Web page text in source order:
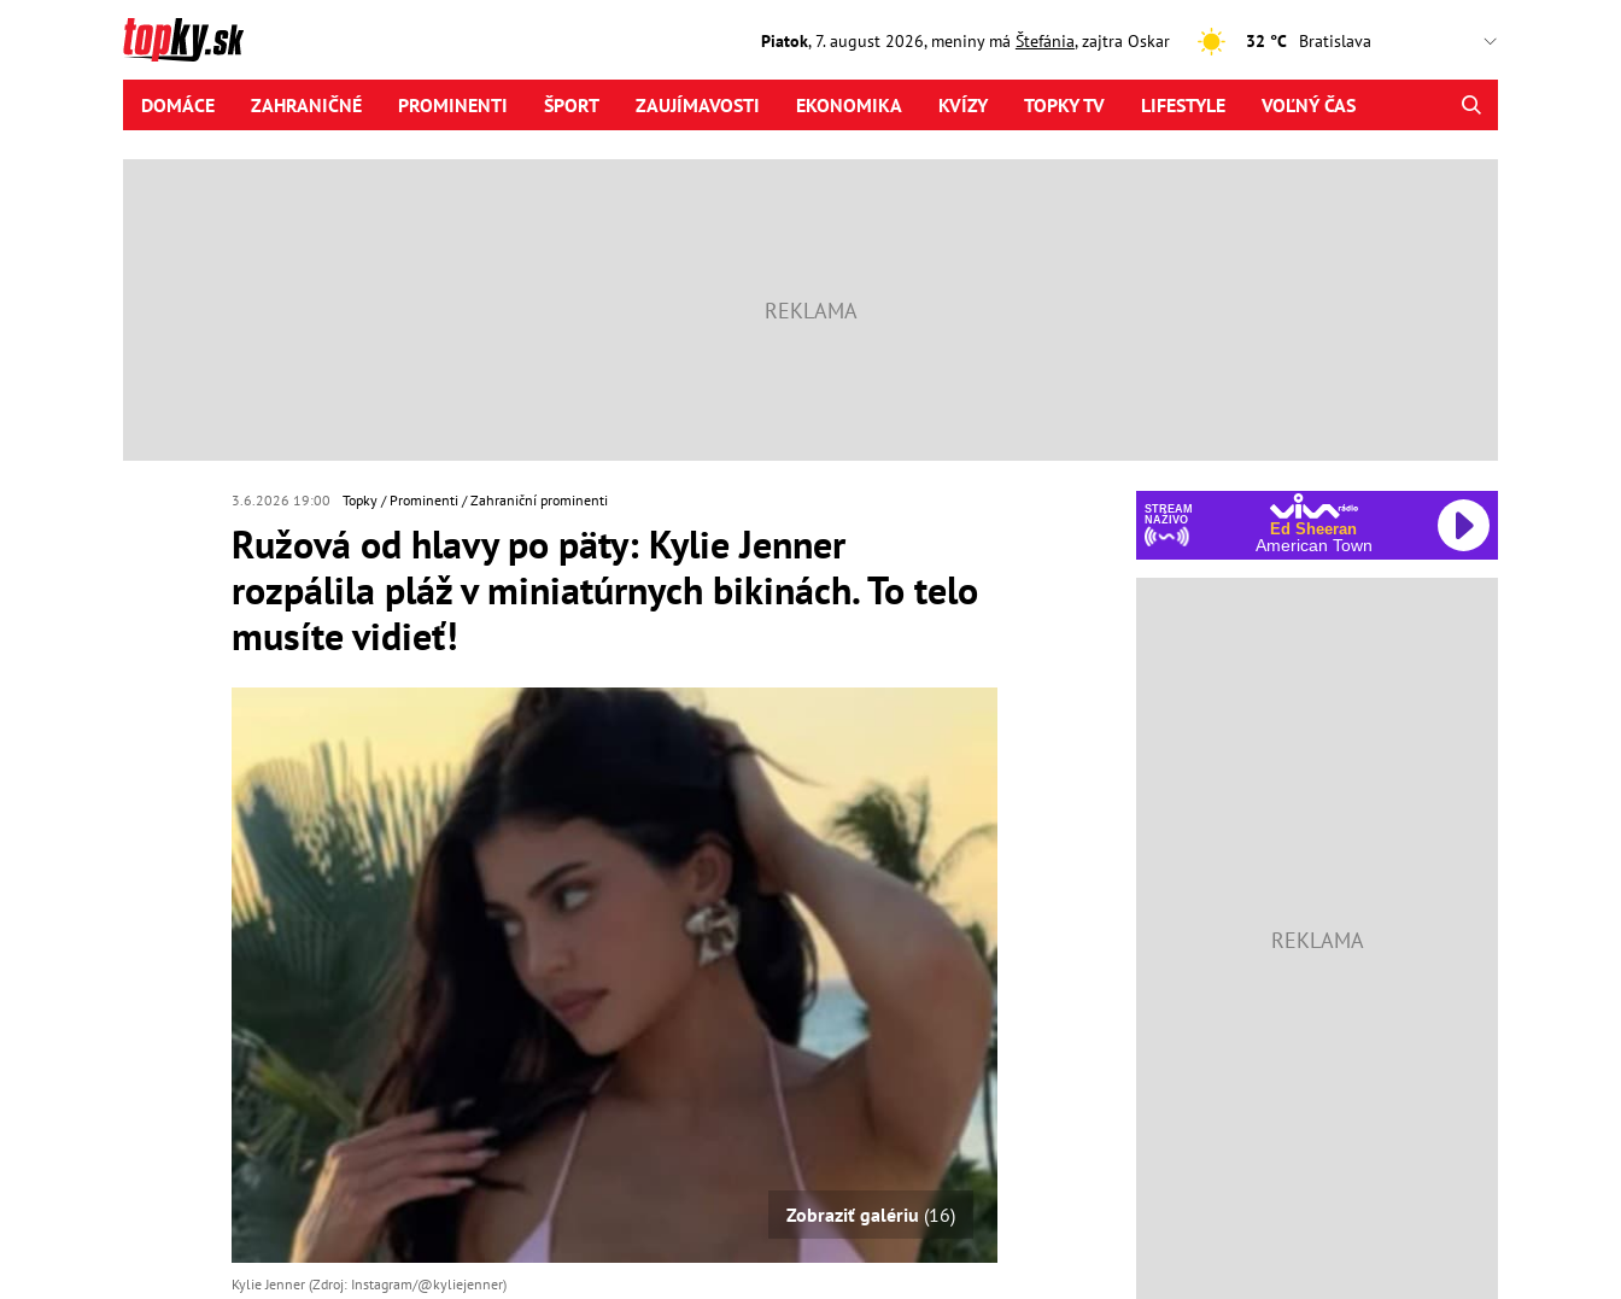
Piatok,7. august2026, meniny má Štefánia, zajtra Oskar 32 °C
DOMÁCE ZAHRANIČNÉ PROMINENTI ŠPORT ZAUJÍMAVOSTI EKONOMIKA KVÍZY TOPKY TV LIFESTYLE VOĽNÝ ČAS
3.6.2026 19:00 Topky Prominenti Zahraniční prominenti
Ružová od hlavy po päty: Kylie Jenner
rozpálila pláž v miniatúrnych bikinách. To telo
musíte vidieť!
Zobraziť galériu (16)
Kylie Jenner (Zdroj: Instagram/@kyliejenner)
STREAM
NAŽIVO
Ed Sheeran
American Town